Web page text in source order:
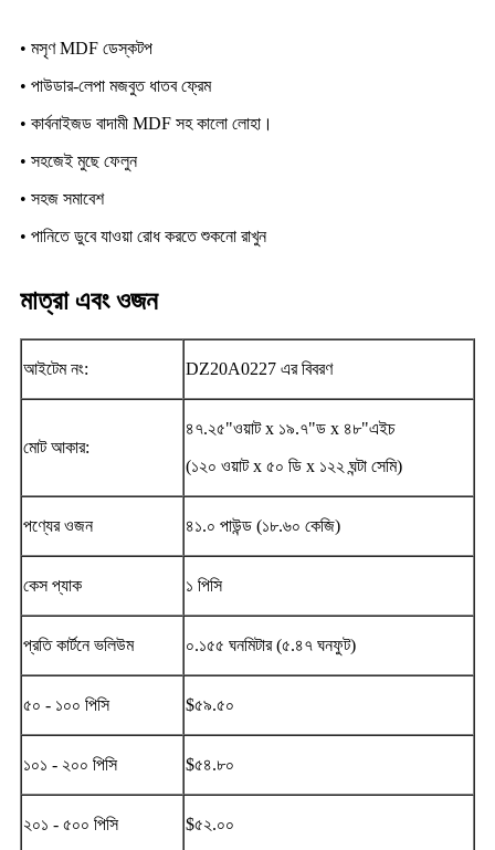
• মসৃণ MDF ডেস্কটপ
• পাউডার-লেপা মজবুত ধাতব ফ্রেম
• কার্বনাইজড বাদামী MDF সহ কালো লোহা।
• সহজেই মুছে ফেলুন
• সহজ সমাবেশ
• পানিতে ডুবে যাওয়া রোধ করতে শুকনো রাখুন
মাত্রা এবং ওজন
আইটেম নং: DZ20A0227 এর বিবরণ
মোট আকার:
৪৭.২৫"ওয়াট x ১৯.৭"ড x ৪৮"এইচ
(১২০ ওয়াট x ৫০ ডি x ১২২ ঘন্টা সেমি)
পণ্যের ওজন ৪১.০ পাউন্ড (১৮.৬০ কেজি)
কেস প্যাক ১ পিসি
প্রতি কার্টনে ভলিউম ০.১৫৫ ঘনমিটার (৫.৪৭ ঘনফুট)
৫০ - ১০০ পিসি $৫৯.৫০
১০১ - ২০০ পিসি $৫৪.৮০
২০১ - ৫০০ পিসি $৫২.০০